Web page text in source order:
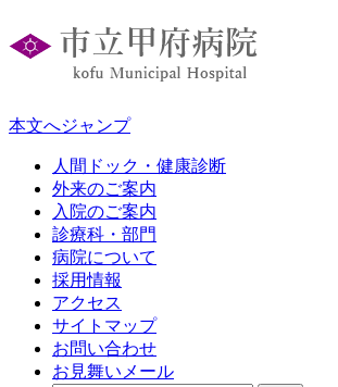
本文へジャンプ
人間ドック・健康診断
外来のご案内
入院のご案内
診療科・部門
病院について
採用情報
アクセス
サイトマップ
お問い合わせ
お見舞いメール